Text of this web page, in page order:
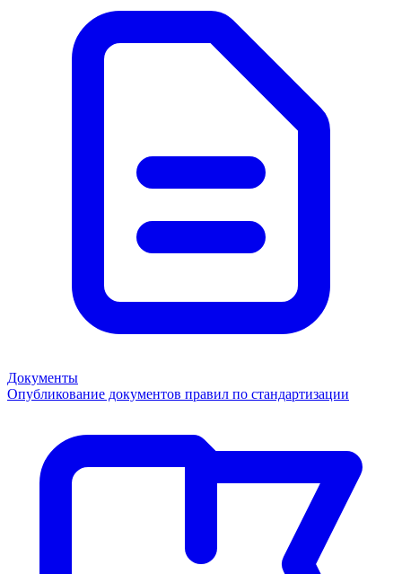
Документы
Опубликование документов правил по стандартизации